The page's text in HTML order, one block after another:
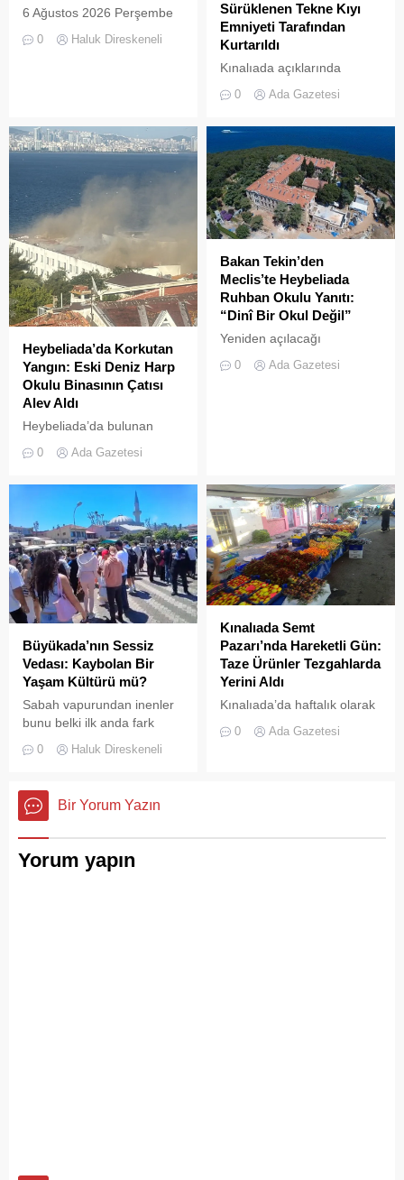
6 Ağustos 2026 Perşembe
14:00 sularında Büyükada
0 Haluk Direskeneli
Sürüklenen Tekne Kıyı
Emniyeti Tarafından
Kurtarıldı
Kınalıada açıklarında
denizde mahsur kalan bir
ekiplerinin zamanında
müdahalesiyle kurtarıldı.
0 Ada Gazetesi
Heybeliada’da Korkutan
Yangın: Eski Deniz Harp
Okulu Binasının Çatısı
Alev Aldı
Heybeliada’da bulunan
çatısında, tamirat
çıktı. Gökyüzünü kaplayan
yoğun duman paniğe neden
olurken, itfaiye ekipleri
yangına hızla müdahale etti.
0 Ada Gazetesi
Bakan Tekin’den
Meclis’te Heybeliada
Ruhban Okulu Yanıtı:
“Dinî Bir Okul Değil”
Yeniden açılacağı
kamuoyunda sıkça tartışılan
0 Ada Gazetesi
Büyükada’nın Sessiz
Vedası: Kaybolan Bir
Yaşam Kültürü mü?
Sabah vapurundan inenler
bunu belki ilk anda fark
Büyükada’yı elli, altmış yıldır
ve adımları değişti
0 Haluk Direskeneli
Kınalıada Semt
Pazarı’nda Hareketli Gün:
Taze Ürünler Tezgahlarda
Yerini Aldı
Kınalıada’da haftalık olarak
sakinleri ve ziyaretçilerin
0 Ada Gazetesi
Bir Yorum Yazın
Yorum yapın